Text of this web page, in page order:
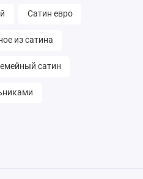
Сатин евро
из сатина
сатин